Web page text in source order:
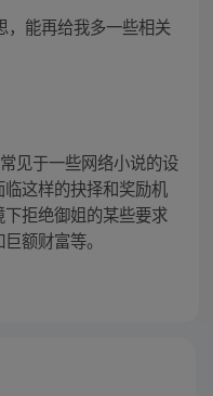
，能再给我多一些相关
见于一些网络小说的设
这样的抉择和奖励机
拒绝御姐的某些要求
额财富等。